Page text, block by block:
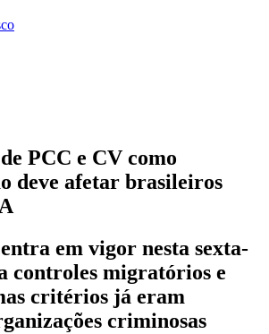
PCC e CV como
deve afetar brasileiros
em vigor nesta sexta-
controles migratórios e
critérios já eram
criminosas